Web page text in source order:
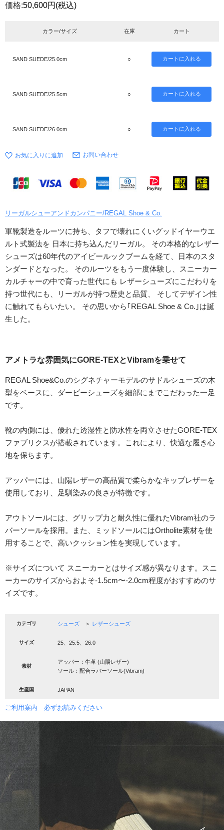
価格:50,600円 (税込)
カラー/サイズ 在庫 カート
SAND SUEDE/25.0cm ○
SAND SUEDE/25.5cm ○
SAND SUEDE/26.0cm ○
お問い合わせ
リーガルシューアンドカンパニー/REGAL Shoe & Co.
軍靴製造をルーツに持ち、タフで壊れにくいグッドイヤーウエ
ルト式製法を 日本に持ち込んだリーガル。 その本格的なレザー
シューズは60年代のアイビールックブームを経て、日本のスタ
ンダードとなった。 そのルーツをもう一度体験し、スニーカー
カルチャーの中で育った世代にも レザーシューズにこだわりを
持つ世代にも、リーガルが持つ歴史と品質、 そしてデザイン性
に触れてもらいたい。 その思いから｢REGAL Shoe & Co.｣は誕
生した。
アメトラな雰囲気にGORE-TEXとVibramを乗せて
REGAL Shoe&Co.のシグネチャーモデルのサドルシューズの木
型をベースに、ダービーシューズを細部にまでこだわった一足
です。
靴の内側には、優れた透湿性と防水性を両立させたGORE-TEX
ファブリクスが搭載されています。これにより、快適な履き心
地を保ちます。
アッパーには、山陽レザーの高品質で柔らかなキップレザーを
使用しており、足馴染みの良さが特徴です。
アウトソールには、グリップ力と耐久性に優れたVibram社のラ
バーソールを採用。また、ミッドソールにはOrtholite素材を使
用することで、高いクッション性を実現しています。
※サイズについて スニーカーとはサイズ感が異なります。スニ
ーカーのサイズからおよそ-1.5cm〜-2.0cm程度がおすすめのサ
イズです。
カテゴリ シューズ ＞ レザーシューズ
サイズ 25、25.5、26.0
素材
アッパー：牛革 (山陽レザー)
ソール：配合ラバーソール(Vibram)
生産国 JAPAN
ご利用案内 必ずお読みください